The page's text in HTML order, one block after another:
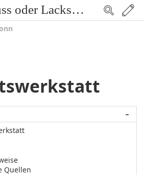
Barfuss oder Lackschuh
−
Quellen